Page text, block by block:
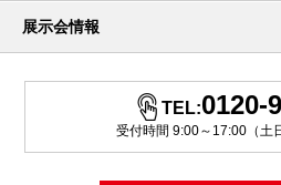
展示会情報
TEL:0120-
受付時間 9:00～17:00（土